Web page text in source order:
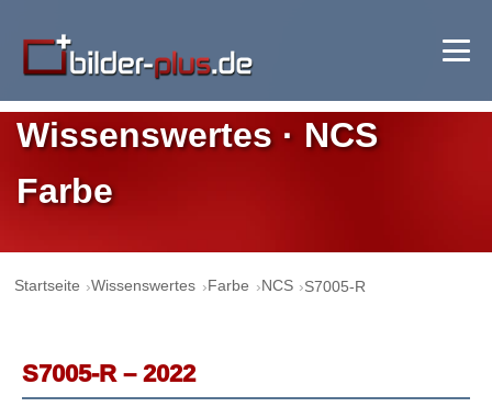
Wissenswertes · NCS
Farbe
Startseite Wissenswertes Farbe NCS S7005-R
S7005-R – 2022